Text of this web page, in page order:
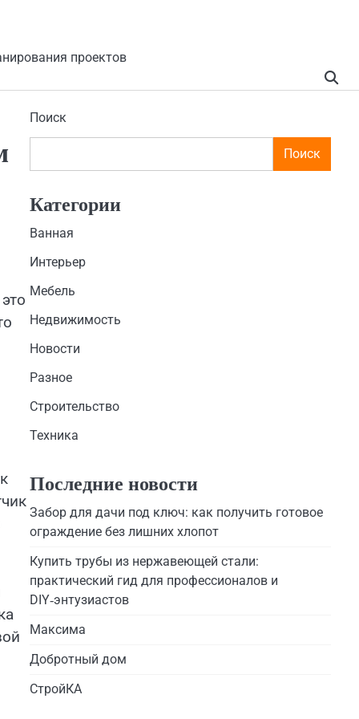
проектов
Поиск
Поиск
Категории
Ванная
Интерьер
Мебель
Недвижимость
Новости
Разное
Строительство
Техника
Последние новости
Забор для дачи под ключ: как получить готовое
ограждение без лишних хлопот
Купить трубы из нержавеющей стали:
практический гид для профессионалов и
DIY‑энтузиастов
Максима
Добротный дом
СтройКА